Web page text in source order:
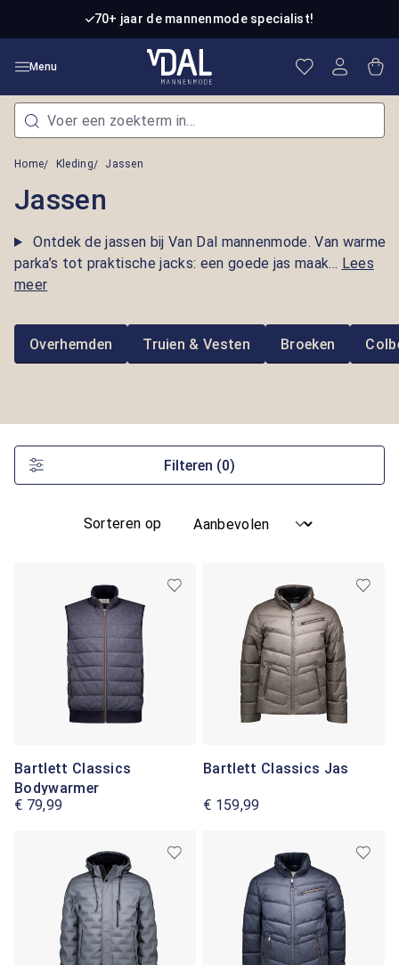
Ga naar de hoofdinhoud70+ jaar de mannenmode specialist!
Menu Je hebt 0
Home Kleding Jassen
Jassen
Ontdek de jassen bij Van Dal mannenmode. Van warme
parka’s tot praktische jacks: een goede jas maak... Lees
meer
Overhemden Truien & Vesten Broeken
Filteren (0)
Sorteren op
Bartlett Classics
Bodywarmer
€ 79,99
Bartlett Classics Jas
€ 159,99